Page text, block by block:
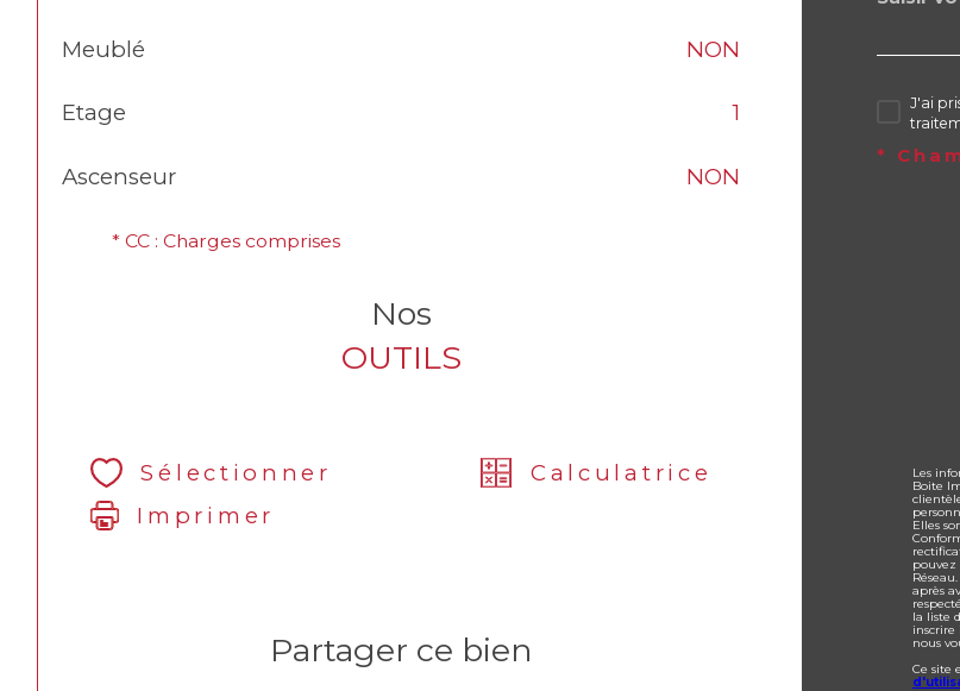
Meublé NON
Etage 1
Ascenseur NON
* CC : Charges comprises
Nos
OUTILS
Sélectionner
Calculatrice
Imprimer
Partager ce bien
J'ai
*
Les
Boite
Elles
après
la liste
inscrire
nous
Ce site